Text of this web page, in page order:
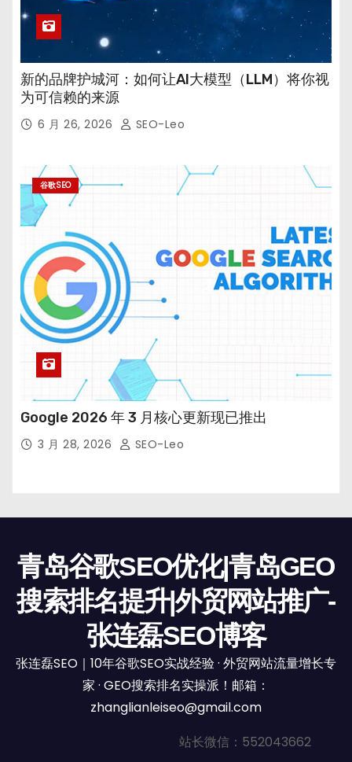
新的品牌护城河：如何让AI大模型（LLM）将你视
为可信赖的来源
6 月 26, 2026 SEO-Leo
谷歌SEO
Google 2026 年 3 月核心更新现已推出
3 月 28, 2026 SEO-Leo
青岛谷歌SEO优化|青岛GEO
搜索排名提升|外贸网站推广-
张连磊SEO博客
张连磊SEO｜10年谷歌SEO实战经验 · 外贸网站流量增长专
家 · GEO搜索排名实操派！邮箱：
zhanglianleiseo@gmail.com
站长微信：552043662